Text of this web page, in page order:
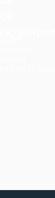
от 25